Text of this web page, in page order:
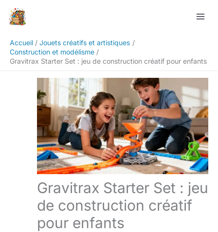
Accueil
Jouets créatifs et artistiques
Construction et modélisme
Gravitrax Starter Set : jeu de construction créatif pour enfants
Gravitrax Starter Set : jeu
de construction créatif
pour enfants
Rechercher